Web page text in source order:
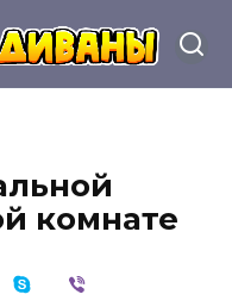
комнате